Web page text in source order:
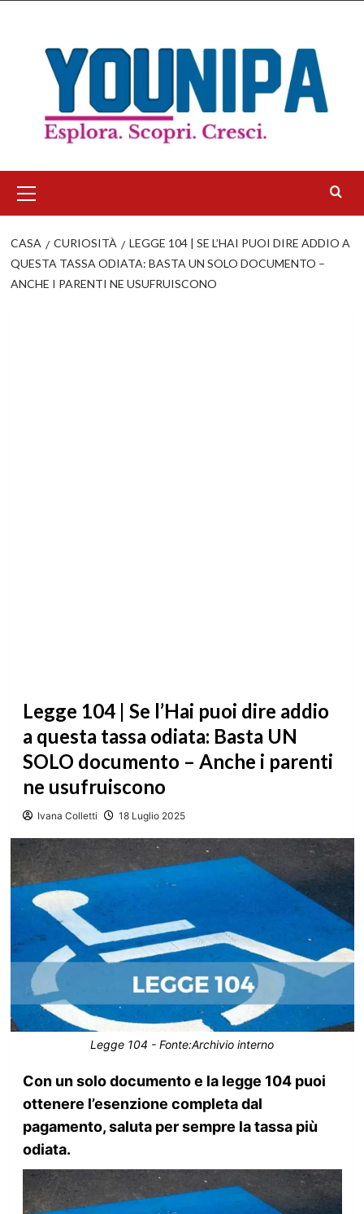
contenuto
principale
CASA CURIOSITÀ
LEGGE 104 | SE L’HAI PUOI DIRE ADDIO A
QUESTA TASSA ODIATA: BASTA UN SOLO DOCUMENTO –
ANCHE I PARENTI NE USUFRUISCONO
Legge 104 | Se l’Hai puoi dire addio
a questa tassa odiata: Basta UN
SOLO documento – Anche i parenti
ne usufruiscono
Ivana Colletti 18 Luglio 2025
Legge 104 - Fonte:Archivio interno
Con un solo documento e la legge 104 puoi
ottenere l’esenzione completa dal
pagamento, saluta per sempre la tassa più
odiata.